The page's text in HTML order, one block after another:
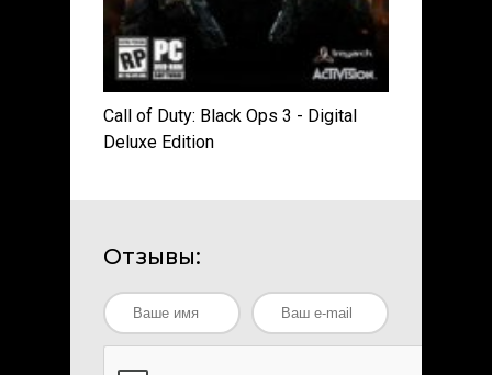
Call of Duty: Black Ops 3 - Digital
Deluxe Edition
Отзывы: